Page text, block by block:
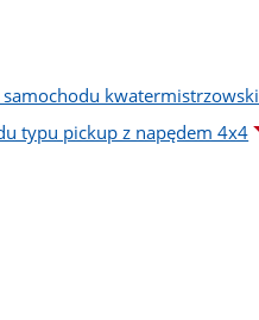
typu pickup z napędem 4x4